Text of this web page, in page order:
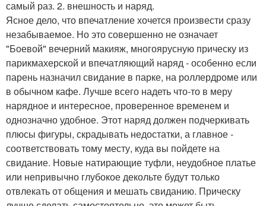
самый раз. 2. внешность и наряд.
Ясное дело, что впечатление хочется произвести сразу
незабываемое. Но это совершенно не означает
"Боевой" вечерний макияж, многоярусную прическу из
парикмахерской и впечатляющий наряд - особенно если
парень назначил свидание в парке, на роллердроме или
в обычном кафе. Лучше всего надеть что-то в меру
нарядное и интересное, проверенное временем и
однозначно удобное. Этот наряд должен подчеркивать
плюсы фигуры, скрадывать недостатки, а главное -
соответствовать тому месту, куда вы пойдете на
свидание. Новые натирающие туфли, неудобное платье
или непривычно глубокое декольте будут только
отвлекать от общения и мешать свиданию. Прическу